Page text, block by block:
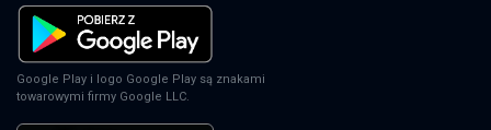
Google Play i logo Google Play są znakami
towarowymi firmy Google LLC.